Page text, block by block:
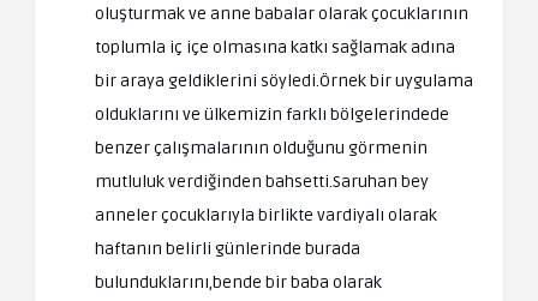
oluşturmak ve anne babalar olarak çocuklarının
toplumla iç içe olmasına katkı sağlamak adına
bir araya geldiklerini söyledi.Örnek bir uygulama
olduklarını ve ülkemizin farklı bölgelerindede
benzer çalışmalarının olduğunu görmenin
mutluluk verdiğinden bahsetti.Saruhan bey
anneler çocuklarıyla birlikte vardiyalı olarak
haftanın belirli günlerinde burada
bulunduklarını,bende bir baba olarak